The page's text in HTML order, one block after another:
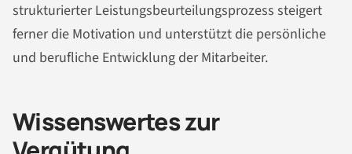
strukturierter Leistungsbeurteilungsprozess steigert
ferner die Motivation und unterstützt die persönliche
und berufliche Entwicklung der Mitarbeiter.
Wissenswertes zur